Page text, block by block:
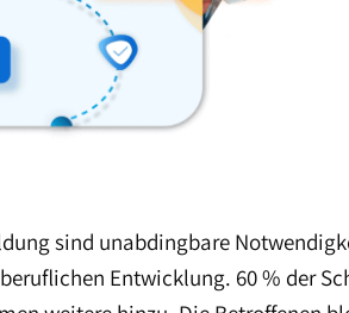
sind unabdingbare
Entwicklung. 60 % der